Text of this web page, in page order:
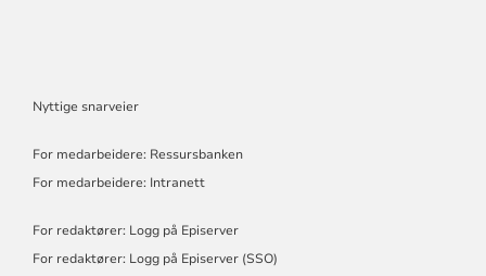
Nyttige snarveier
For medarbeidere: Ressursbanken
For medarbeidere: Intranett
For redaktører: Logg på Episerver
For redaktører: Logg på Episerver (SSO)